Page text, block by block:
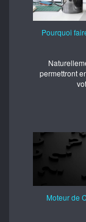
Pourquoi
permettront
Moteur de